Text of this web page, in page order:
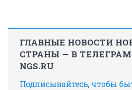
ГЛАВНЫЕ НОВОСТИ
СТРАНЫ — В
NGS.RU
Подписывайтесь, чтобы